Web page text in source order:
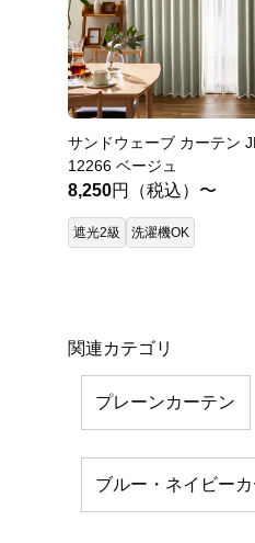
サンドウェーブ カーテン
12266 ベージュ
8,250円（税込）〜
遮光2級 洗濯機OK
関連カテゴリ
プレーンカーテン
ブルー・ネイビー